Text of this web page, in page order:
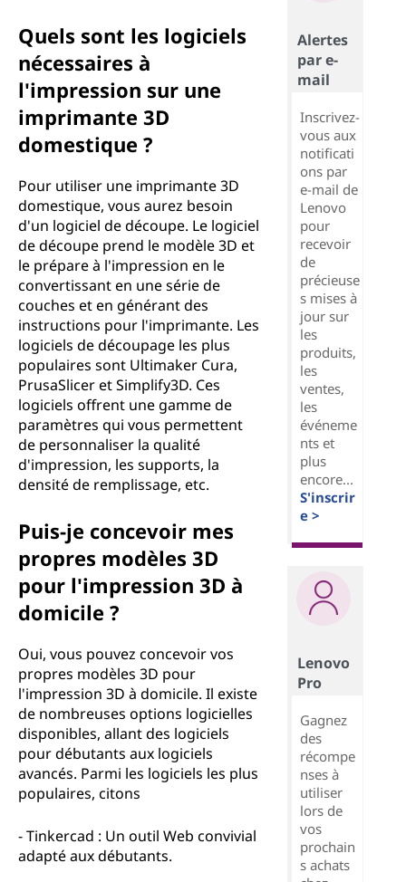
Quels sont les logiciels
nécessaires à
l'impression sur une
imprimante 3D
domestique ?
Pour utiliser une imprimante 3D
domestique, vous aurez besoin
d'un logiciel de découpe. Le logiciel
de découpe prend le modèle 3D et
le prépare à l'impression en le
convertissant en une série de
couches et en générant des
instructions pour l'imprimante. Les
logiciels de découpage les plus
populaires sont Ultimaker Cura,
PrusaSlicer et Simplify3D. Ces
logiciels offrent une gamme de
paramètres qui vous permettent
de personnaliser la qualité
d'impression, les supports, la
densité de remplissage, etc.
Puis-je concevoir mes
propres modèles 3D
pour l'impression 3D à
domicile ?
Oui, vous pouvez concevoir vos
propres modèles 3D pour
l'impression 3D à domicile. Il existe
de nombreuses options logicielles
disponibles, allant des logiciels
pour débutants aux logiciels
avancés. Parmi les logiciels les plus
populaires, citons
- Tinkercad : Un outil Web convivial
adapté aux débutants.
Alertes
par e-
mail
Inscrivez-
vous aux
notificati
ons par
e-mail de
Lenovo
pour
recevoir
de
précieuse
s mises à
jour sur
les
produits,
les
ventes,
les
événeme
nts et
plus
encore...
S'inscrir
e >
Lenovo
Pro
Gagnez
des
récompe
nses à
utiliser
lors de
vos
prochain
s achats